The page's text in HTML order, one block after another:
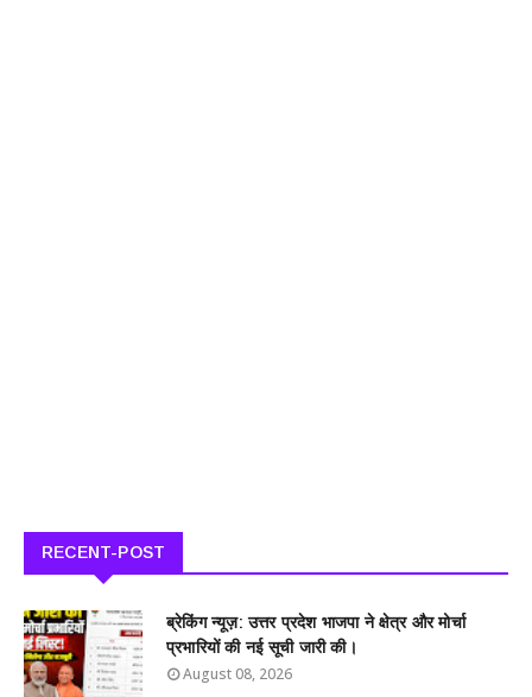
RECENT-POST
ब्रेकिंग न्यूज़: उत्तर प्रदेश भाजपा ने क्षेत्र और मोर्चा
प्रभारियों की नई सूची जारी की।
August 08, 2026